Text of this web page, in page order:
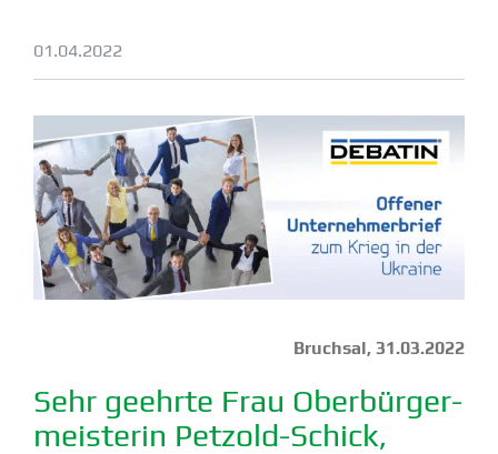
01.04.2022
Bruchsal, 31.03.2022
Sehr geehrte Frau Oberbür­ger­
meis­terin Petzold-Schick,